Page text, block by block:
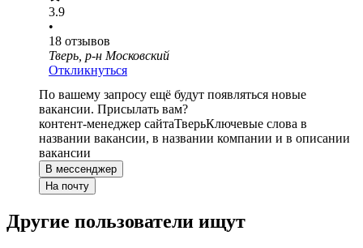
3.9
•
18 отзывов
Тверь, р-н Московский
Откликнуться
По вашему запросу ещё будут появляться новые
вакансии. Присылать вам?
контент-менеджер сайтаТверьКлючевые слова в
названии вакансии, в названии компании и в описании
вакансии
В мессенджер
На почту
Другие пользователи ищут